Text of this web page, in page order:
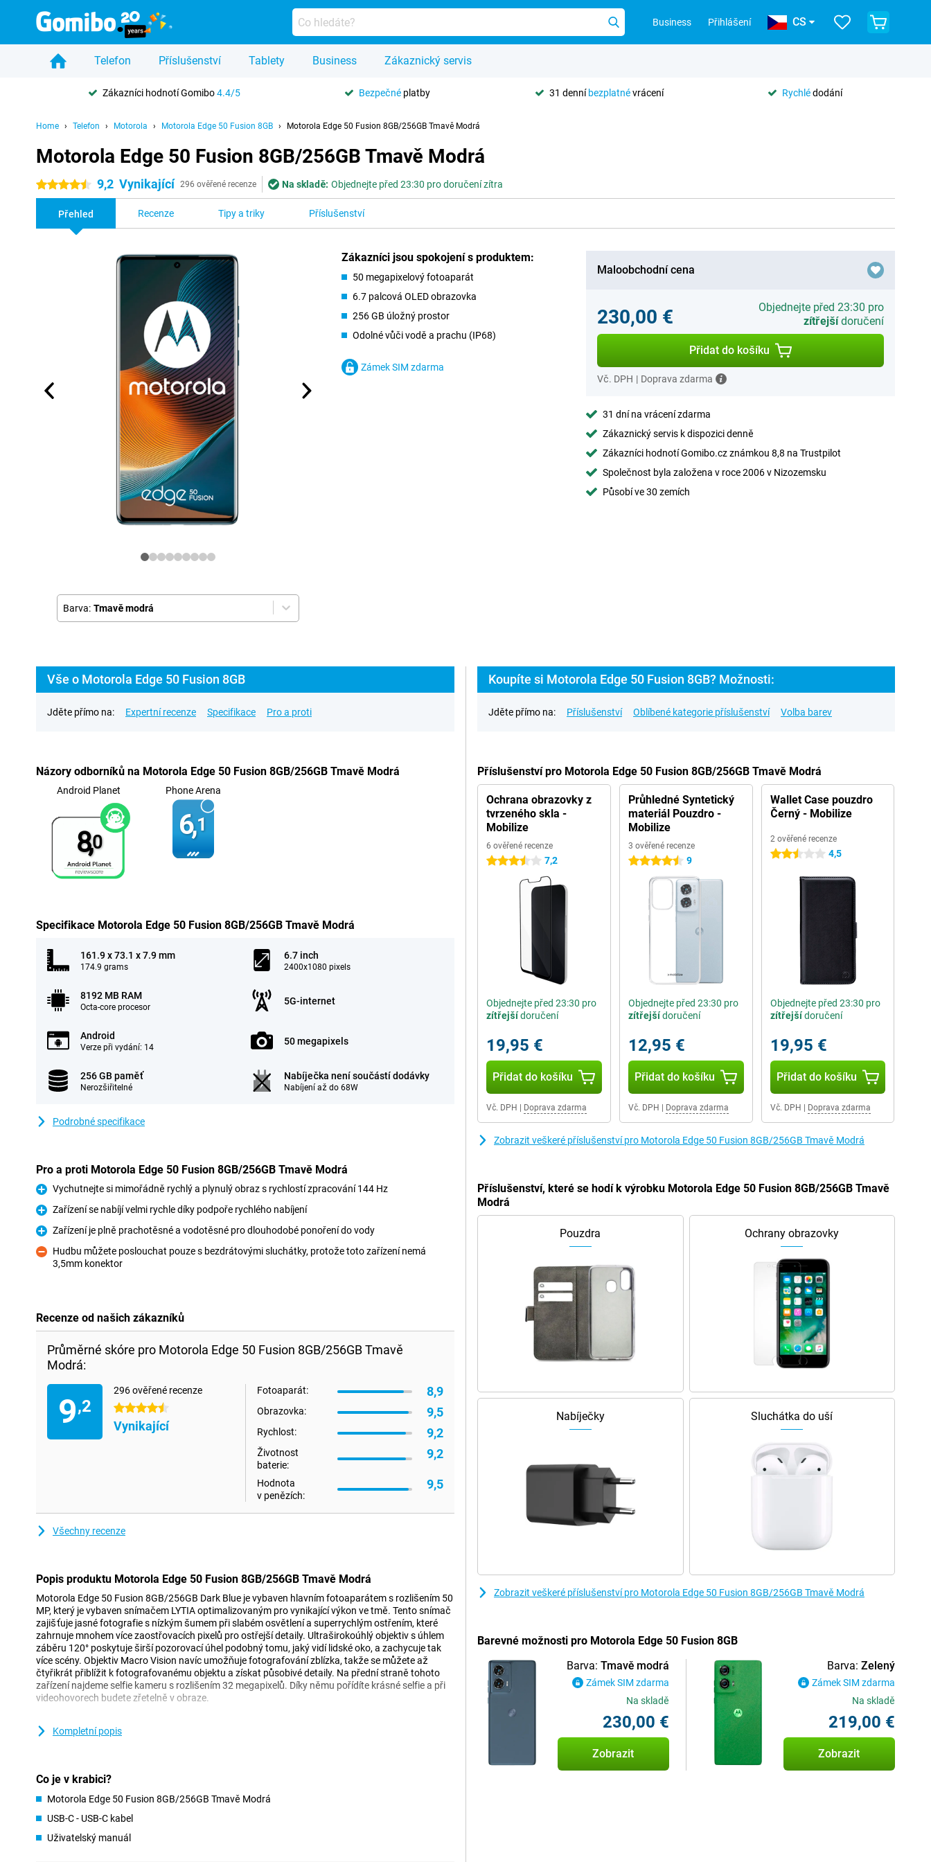
Business Přihlášení CS
Telefon Příslušenství Tablety Business Zákaznický servis
Zákazníci hodnotí Gomibo4.4/5 Bezpečné platby 31 denníbezplatnévrácení Rychlédodání
Home Telefon Motorola Motorola Edge 50 Fusion 8GB Motorola Edge 50 Fusion 8GB/256GB Tmavě Modrá
Motorola Edge 50 Fusion 8GB/256GB Tmavě Modrá
4.5 hvězdičky 9,2 Vynikající 296 ověřené recenze Na skladě: Objednejte před 23:30 pro doručení zítra
Přehled Recenze Tipy a triky Příslušenství
Barva: Tmavě modrá
Zákazníci jsou spokojení s produktem:
50 megapixelový fotoaparát
6.7 palcová OLED obrazovka
256 GB úložný prostor
Odolné vůči vodě a prachu (IP68)
Zámek SIM zdarma
Maloobchodní cena
230,00 €
Objednejte před 23:30 pro
zítřejšídoručení
Přidat do košíku
Vč. DPH | Doprava zdarma
31 dní na vrácení zdarma
Zákaznický servis k dispozici denně
Zákazníci hodnotí Gomibo.cz známkou 8,8 na Trustpilot
Společnost byla založena v roce 2006 v Nizozemsku
Působí ve 30 zemích
Vše o Motorola Edge 50 Fusion 8GB
Jděte přímo na: Expertní recenze Specifikace Pro a proti
Názory odborníků na Motorola Edge 50 Fusion 8GB/256GB Tmavě Modrá
Android Planet
8,0
Phone Arena
6,1
Specifikace Motorola Edge 50 Fusion 8GB/256GB Tmavě Modrá
161.9 x 73.1 x 7.9 mm
174.9 grams
6.7 inch
2400x1080 pixels
8192 MB RAM
Octa-core procesor
5G-internet
Android
Verze při vydání: 14
50 megapixels
256 GB paměť
Nerozšiřitelné
Nabíječka není součástí dodávky
Nabíjení až do 68W
Podrobné specifikace
Pro a proti Motorola Edge 50 Fusion 8GB/256GB Tmavě Modrá
Pro
Vychutnejte si mimořádně rychlý a plynulý obraz s rychlostí zpracování 144 Hz
Pro
Zařízení se nabíjí velmi rychle díky podpoře rychlého nabíjení
Pro
Zařízení je plně prachotěsné a vodotěsné pro dlouhodobé ponoření do vody
Proti
Hudbu můžete poslouchat pouze s bezdrátovými sluchátky, protože toto zařízení nemá
3,5mm konektor
Recenze od našich zákazníků
Průměrné skóre pro Motorola Edge 50 Fusion 8GB/256GB Tmavě
Modrá:
9,2
296 ověřené recenze
4.5 hvězdičky
Vynikající
Fotoaparát: 8,9
Obrazovka: 9,5
Rychlost: 9,2
Životnost
baterie:
9,2
Hodnota
v penězích:
9,5
Všechny recenze
Popis produktu Motorola Edge 50 Fusion 8GB/256GB Tmavě Modrá
Motorola Edge 50 Fusion 8GB/256GB Dark Blue je vybaven hlavním fotoaparátem s rozlišením 50
MP, který je vybaven snímačem LYTIA optimalizovaným pro vynikající výkon ve tmě. Tento snímač
zajišťuje jasné fotografie s nízkým šumem při slabém osvětlení a superrychlým ostřením, které
zahrnuje mnohem více zaostřovacích pixelů pro ostřejší detaily. Ultraširokoúhlý objektiv s úhlem
záběru 120° poskytuje širší pozorovací úhel podobný tomu, jaký vidí lidské oko, a zachycuje tak
více scény. Objektiv Macro Vision navíc umožňuje fotografování zblízka, takže se můžete až
čtyřikrát přiblížit k fotografovanému objektu a získat působivé detaily. Na přední straně tohoto
zařízení najdeme selfie kameru s rozlišením 32 megapixelů. Díky němu pořídíte krásné selfie a při
videohovorech budete zřetelně v obraze.
Ostrý a detailní displej
viděli. Obrazovka OLED nabízí živé barvy a hlubokou černou a podporuje obnovovací frekvenci
144 Hz. To zajišťuje plynulý uživatelský zážitek, zejména při rolování nebo hraní her.
Prožijte celý den
Baterie telefonu Motorola Edge 50 Fusion je navržena tak, aby díky 5000mAh baterii vydržela celý
Kompletní popis
Co je v krabici?
Motorola Edge 50 Fusion 8GB/256GB Tmavě Modrá
USB-C - USB-C kabel
Uživatelský manuál
Koupíte si Motorola Edge 50 Fusion 8GB? Možnosti:
Jděte přímo na: Příslušenství Oblíbené kategorie příslušenství Volba barev
Příslušenství pro Motorola Edge 50 Fusion 8GB/256GB Tmavě Modrá
Ochrana obrazovky z
tvrzeného skla -
Mobilize
6 ověřené recenze
3.5 hvězdičky7,2
Objednejte před 23:30 pro
zítřejšídoručení
19,95 €
Přidat do košíku
Vč. DPH Doprava zdarma
Průhledné Syntetický
materiál Pouzdro -
Mobilize
3 ověřené recenze
4.5 hvězdičky9
Objednejte před 23:30 pro
zítřejšídoručení
12,95 €
Přidat do košíku
Vč. DPH Doprava zdarma
Wallet Case pouzdro
Černý - Mobilize
2 ověřené recenze
2.5 hvězdičky4,5
Objednejte před 23:30 pro
zítřejšídoručení
19,95 €
Přidat do košíku
Vč. DPH Doprava zdarma
Zobrazit veškeré příslušenství pro Motorola Edge 50 Fusion 8GB/256GB Tmavě Modrá
Příslušenství, které se hodí k výrobku Motorola Edge 50 Fusion 8GB/256GB Tmavě
Modrá
Pouzdra Ochrany obrazovky
Nabíječky Sluchátka do uší
Zobrazit veškeré příslušenství pro Motorola Edge 50 Fusion 8GB/256GB Tmavě Modrá
Barevné možnosti pro Motorola Edge 50 Fusion 8GB
Barva: Tmavě modrá
Zámek SIM zdarma
Na skladě
230,00 €
Zobrazit
Barva: Zelený
Zámek SIM zdarma
Na skladě
219,00 €
Zobrazit